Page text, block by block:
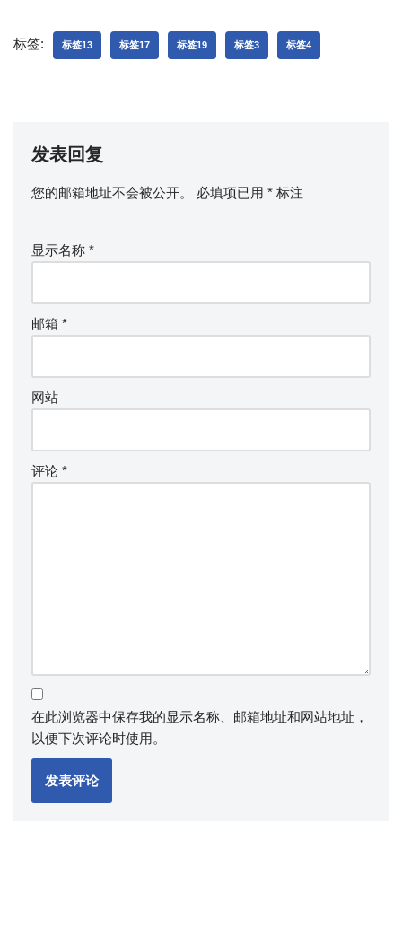
标签: 标签13 标签17 标签19 标签3 标签4
发表回复
您的邮箱地址不会被公开。 必填项已用 * 标注
显示名称 *
邮箱 *
网站
评论 *
在此浏览器中保存我的显示名称、邮箱地址和网站地址，
以便下次评论时使用。